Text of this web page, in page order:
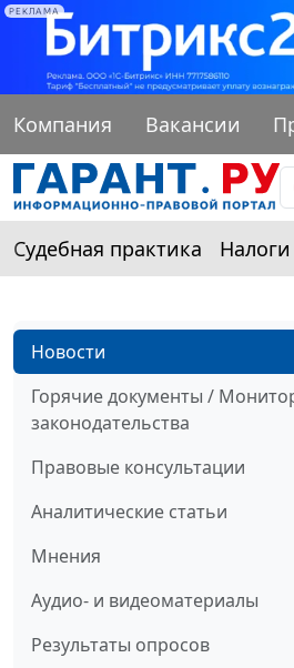
РЕКЛАМА
Компания Вакансии
Судебная практика
Новости
Горячие документы /
законодательства
Правовые консультации
Аналитические статьи
Мнения
Аудио- и видеоматериалы
Результаты опросов